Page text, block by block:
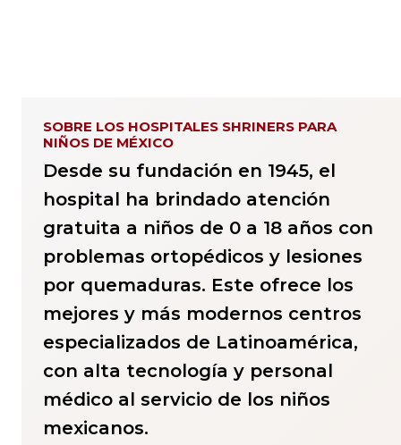
SOBRE LOS HOSPITALES SHRINERS PARA
NIÑOS DE MÉXICO
Desde su fundación en 1945, el
hospital ha brindado atención
gratuita a niños de 0 a 18 años con
problemas ortopédicos y lesiones
por quemaduras. Este ofrece los
mejores y más modernos centros
especializados de Latinoamérica,
con alta tecnología y personal
médico al servicio de los niños
mexicanos.